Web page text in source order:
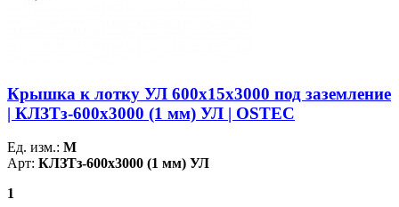
Крышка к лотку УЛ 600х15х3000 под заземление
| КЛЗТз-600х3000 (1 мм) УЛ | OSTEC
Ед. изм.: М
Арт: КЛЗТз-600х3000 (1 мм) УЛ
1